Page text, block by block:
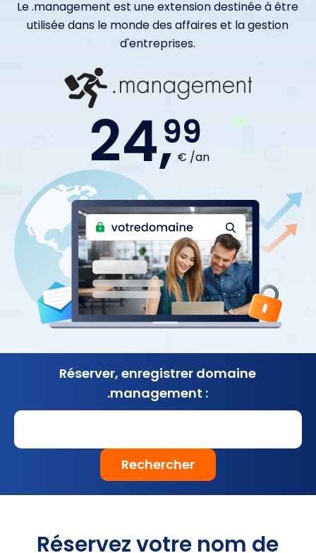
Le .management est une extension destinée à être
utilisée dans le monde des affaires et la gestion
d'entreprises.
24,99
€ /an
Réserver, enregistrer domaine
.management :
Rechercher
Réservez votre nom de